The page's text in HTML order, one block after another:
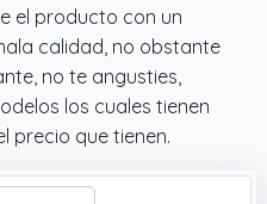
el producto con un
calidad, no obstante
no te angusties,
los cuales tienen
precio que tienen.